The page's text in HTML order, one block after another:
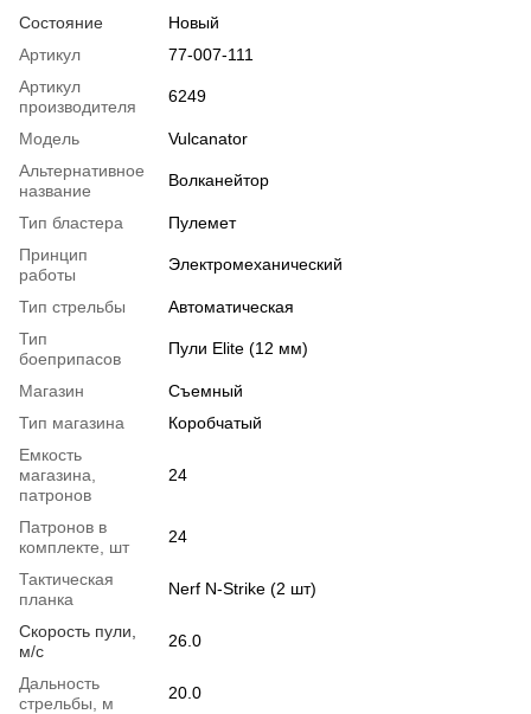
Состояние
Новый
Артикул
77-007-111
Артикул
производителя
6249
Модель
Vulcanator
Альтернативное
название
Волканейтор
Тип бластера
Пулемет
Принцип
работы
Электромеханический
Тип стрельбы
Автоматическая
Тип
боеприпасов
Пули Elite (12 мм)
Магазин
Съемный
Тип магазина
Коробчатый
Емкость
магазина,
патронов
24
Патронов в
комплекте, шт
24
Тактическая
планка
Nerf N-Strike (2 шт)
Скорость пули,
м/с
26.0
Дальность
стрельбы, м
20.0